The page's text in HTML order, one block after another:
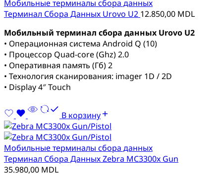
Мобильные терминалы сбора данных
Терминал Сбора Данных Urovo U2 12.850,00 MDL
Мобильный терминал сбора данных Urovo U2
• Операционная система Android Q (10)
• Процессор Quad-core (Ghz) 2.0
• Оперативная память (Гб) 2
• Технология сканирования: imager 1D / 2D
• Display 4″ Touch
В корзину
Мобильные терминалы сбора данных
Терминал Сбора Данных Zebra MC3300x Gun
35.980,00 MDL